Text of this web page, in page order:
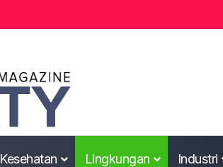
Kesehatan Lingkungan Industri